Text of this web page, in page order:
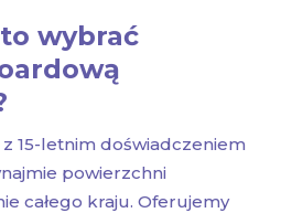
wybrać
15-letnim doświadczeniem
powierzchni
całego kraju. Oferujemy